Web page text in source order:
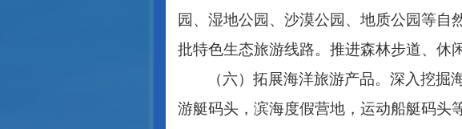
园、湿地公园、沙漠公园、地质公园等
批特色生态旅游线路。推进森林步道、休
（六）拓展海洋旅游产品。深入挖掘
游艇码头，滨海度假营地，运动船艇码头